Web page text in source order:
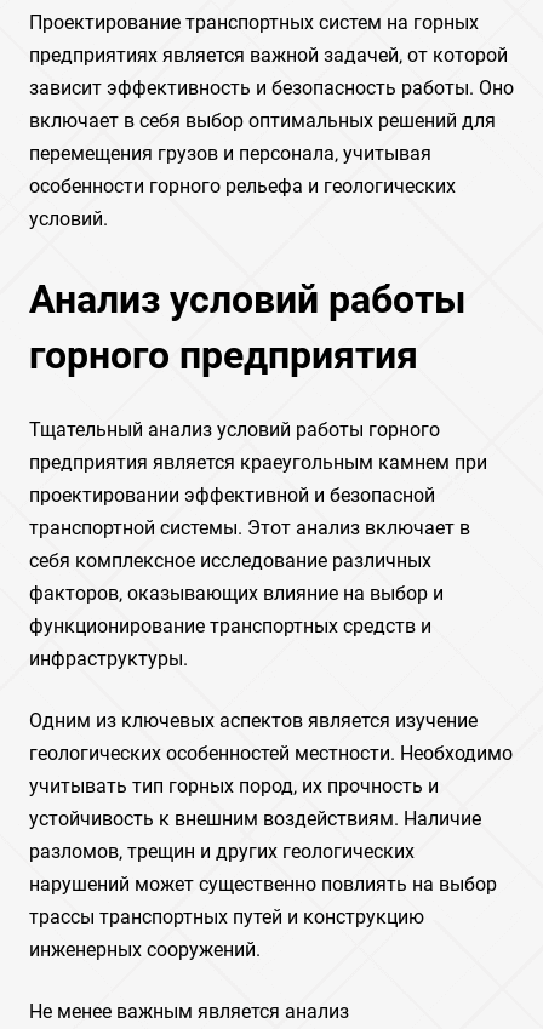
Проектирование транспортных систем на горных
предприятиях является важной задачей‚ от которой
зависит эффективность и безопасность работы. Оно
включает в себя выбор оптимальных решений для
перемещения грузов и персонала‚ учитывая
особенности горного рельефа и геологических
условий.
Анализ условий работы
горного предприятия
Тщательный анализ условий работы горного
предприятия является краеугольным камнем при
проектировании эффективной и безопасной
транспортной системы. Этот анализ включает в
себя комплексное исследование различных
факторов‚ оказывающих влияние на выбор и
функционирование транспортных средств и
инфраструктуры.
Одним из ключевых аспектов является изучение
геологических особенностей местности. Необходимо
учитывать тип горных пород‚ их прочность и
устойчивость к внешним воздействиям. Наличие
разломов‚ трещин и других геологических
нарушений может существенно повлиять на выбор
трассы транспортных путей и конструкцию
инженерных сооружений.
Не менее важным является анализ